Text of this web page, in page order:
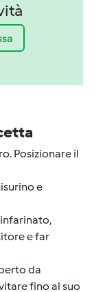
Posizionare il
e
e far
da
fino al suo